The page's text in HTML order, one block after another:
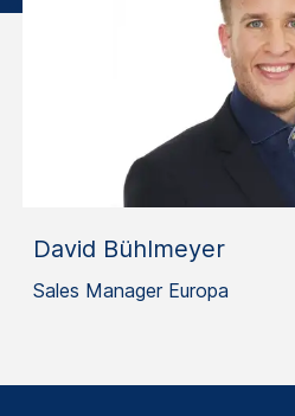
David Bühlmeyer
Sales Manager Europa